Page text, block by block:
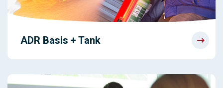
ADR Basis + Tank